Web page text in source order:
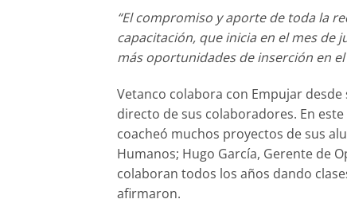
“El compromiso y aporte de toda la
capacitación, que inicia en el mes de
más oportunidades de inserción en
Vetanco colabora con Empujar
directo de sus colaboradores. En
coacheó muchos proyectos de sus
Humanos; Hugo García, Gerente de
colaboran todos los años dando
afirmaron.